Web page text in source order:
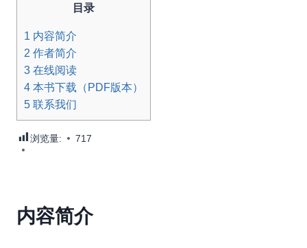
目录
1 内容简介
2 作者简介
3 在线阅读
4 本书下载（PDF版本）
5 联系我们
浏览量: 717
内容简介